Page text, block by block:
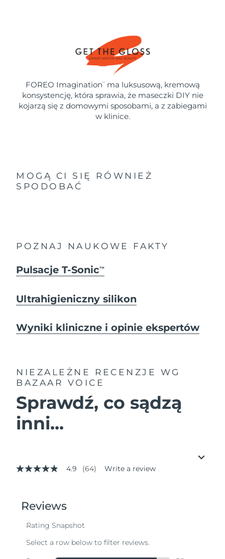
FOREO Imagination ™
ma luksusową, kremową
konsystencję, która sprawia, że maseczki DIY nie
kojarzą się z domowymi sposobami, a z zabiegami
w klinice.
MOGĄ CI SIĘ RÓWNIEŻ
SPODOBAĆ
POZNAJ NAUKOWE FAKTY
Pulsacje T-SonicTM
Ultrahigieniczny silikon
Wyniki kliniczne i opinie ekspertów
NIEZALEŻNE RECENZJE
WG
BAZAAR VOICE
Sprawdź, co sądzą
inni...
4.9
stars,
average
value.
4.9 (64) Write a review